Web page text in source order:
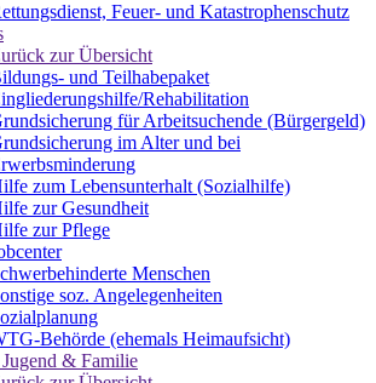
Feuer- und Katastrophenschutz
zur Übersicht
und Teilhabepaket
Rehabilitation
für Arbeitsuchende (Bürgergeld)
im Alter und bei
zum Lebensunterhalt (Sozialhilfe)
zur Gesundheit
zur Pflege
Menschen
soz. Angelegenheiten
Behörde (ehemals Heimaufsicht)
& Familie